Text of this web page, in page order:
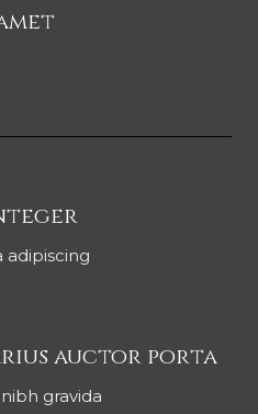
adipiscing
auctor porta
gravida